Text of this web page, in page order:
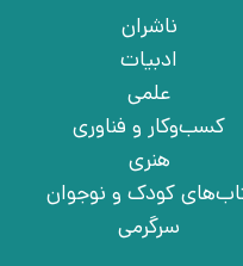
ناشران
ادبیات
علمی
کسب‌وکار و فناوری
هنری
کودک و نوجوان
سرگرمی